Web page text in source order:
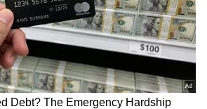
ವಾಷಿಂಗ್ ಮಷಿನ್‌ನಲ್ಲಿ 2
ಪಾಲಿಥಿನ್ ಕವರ್ ಹಾಕಿದ್ರೆ ಬಟ್ಟೆ
ಐರನ್ ಮಾಡೋ ಅಗತ್ಯ ಇರಲ್ವಾ?